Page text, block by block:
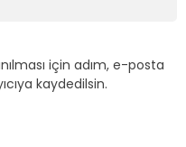
için adım, e-posta
kaydedilsin.